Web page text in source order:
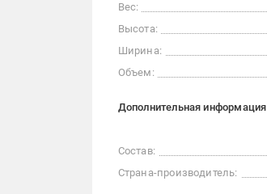
Вес:
Высота:
Ширина:
Объем:
Дополнительная информация
Состав:
Страна-производитель: